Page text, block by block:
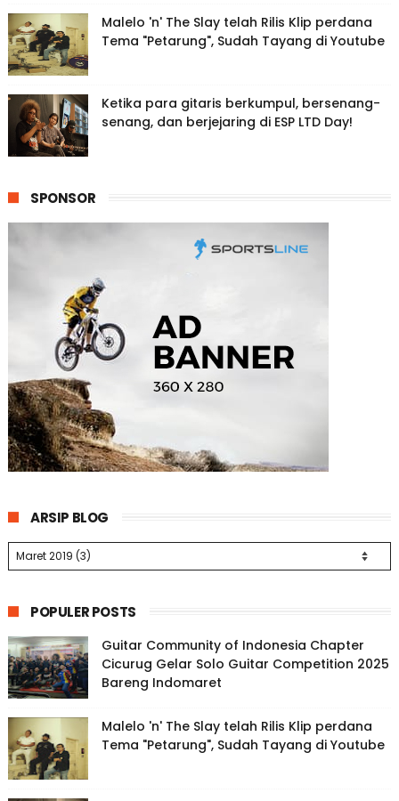
Malelo 'n' The Slay telah Rilis Klip perdana
Tema "Petarung", Sudah Tayang di Youtube
Ketika para gitaris berkumpul, bersenang-
senang, dan berjejaring di ESP LTD Day!
SPONSOR
ARSIP BLOG
POPULER POSTS
Guitar Community of Indonesia Chapter
Cicurug Gelar Solo Guitar Competition 2025
Bareng Indomaret
Malelo 'n' The Slay telah Rilis Klip perdana
Tema "Petarung", Sudah Tayang di Youtube